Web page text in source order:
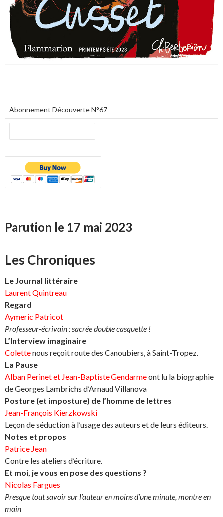
Abonnement Découverte N°67
Parution le 17 mai 2023
Les Chroniques
Le Journal littéraire
Laurent Quintreau
Regard
Aymeric Patricot
Professeur-écrivain : sacrée double casquette !
L’Interview imaginaire
Colettenous reçoit route des Canoubiers, à Saint-Tropez.
La Pause
Alban Perinet et Jean-Baptiste Gendarmeont lu la biographie
de Georges Lambrichs d’Arnaud Villanova
Posture (et imposture) de l’homme de lettres
Jean-François Kierzkowski
Leçon de séduction à l’usage des auteurs et de leurs éditeurs.
Notes et propos
Patrice Jean
Contre les ateliers d’écriture.
Et moi, je vous en pose des questions ?
Nicolas Fargues
Presque tout savoir sur l’auteur en moins d’une minute, montre en
main